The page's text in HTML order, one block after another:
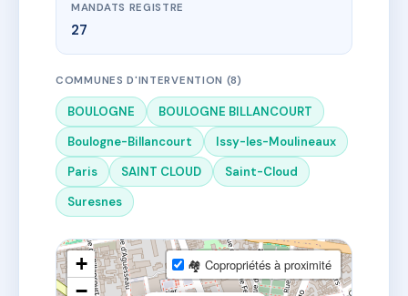
MANDATS REGISTRE
27
COMMUNES D'INTERVENTION (8)
BOULOGNE
BOULOGNE BILLANCOURT
Boulogne-Billancourt
Issy-les-Moulineaux
Paris
SAINT CLOUD
Saint-Cloud
Suresnes
+
−
🏘 Copropriétés à proximité